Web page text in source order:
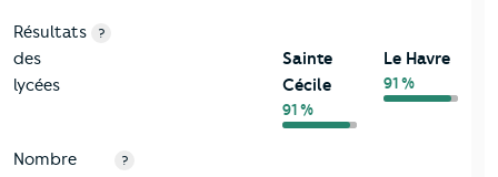
Résultats
des
lycées
?
Sainte
Cécile
91 %
Le Havre
91 %
Nombre
?